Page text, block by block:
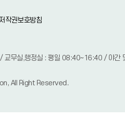
저작권보호방침
실,행정실 : 평일 08:40~16:40 / 야간
All Right Reserved.